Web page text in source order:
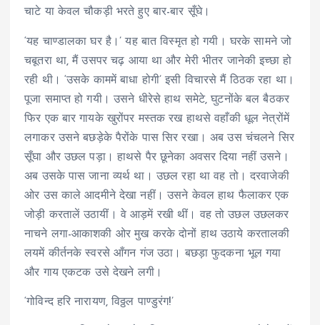
चाटे या केवल चौकड़ी भरते हुए बार-बार सूँघे।
‘यह चाण्डालका घर है।’ यह बात विस्मृत हो गयी। घरके सामने जो
चबूतरा था, मैं उसपर चढ़ आया था और मेरी भीतर जानेकी इच्छा हो
रही थी। ‘उसके काममें बाधा होगी’ इसी विचारसे मैं ठिठक रहा था।
पूजा समाप्त हो गयी। उसने धीरेसे हाथ समेटे, घुटनोंके बल बैठकर
फिर एक बार गायके खुरोंपर मस्तक रख हाथसे वहाँकी धूल नेत्रोंमें
लगाकर उसने बछड़ेके पैरोंके पास सिर रखा। अब उस चंचलने सिर
सूँघा और उछल पड़ा। हाथसे पैर छूनेका अवसर दिया नहीं उसने।
अब उसके पास जाना व्यर्थ था। उछल रहा था वह तो। दरवाजेकी
ओर उस काले आदमीने देखा नहीं। उसने केवल हाथ फैलाकर एक
जोड़ी करतालें उठायीं। वे आड़में रखी थीं। वह तो उछल उछलकर
नाचने लगा-आकाशकी ओर मुख करके दोनों हाथ उठाये करतालकी
लयमें कीर्तनके स्वरसे आँगन गंज उठा। बछड़ा फुदकना भूल गया
और गाय एकटक उसे देखने लगी।
‘गोविन्द हरि नारायण, विठ्ठल पाण्डुरंग!’